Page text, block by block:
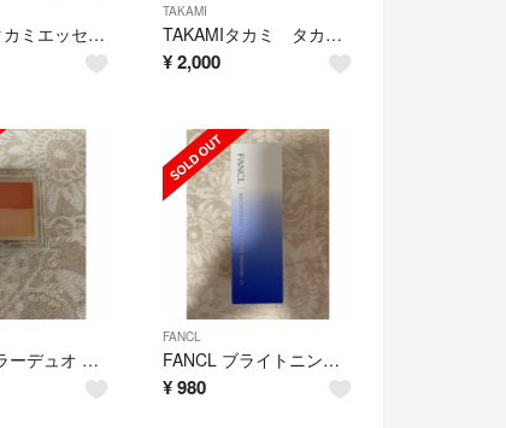
TAKAMI タカミエッセンス5C+E 30ml
TAKAMI
TAKAMIタカミ タカミスキンピール
¥2,000
ヴィセ カラーデュオ トリック コンシーラー 01(2.5g)
FANCL
FANCL ブライトニング 洗顔パウダーCa
¥980